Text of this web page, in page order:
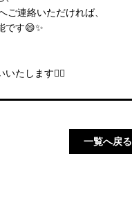
ご連絡いただければ、
です😄✨
たします🙇‍♀️
一覧へ戻る